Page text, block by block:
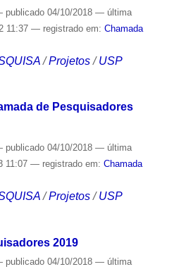
publicado04/10/2018 — última
11:37 — registrado em: Chamada
/Projetos/USP
de Pesquisadores
publicado04/10/2018 — última
11:07 — registrado em: Chamada
/Projetos/ USP
2019
publicado04/10/2018 — última